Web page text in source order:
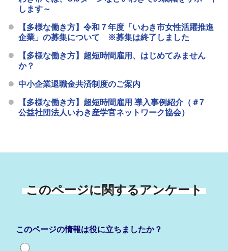
します～
【多様な働き方】令和７年度「いわき市女性活躍推進
企業」の募集について ※募集は終了しました
【多様な働き方】超短時間雇用、はじめてみません
か？
中小企業退職金共済制度のご案内
【多様な働き方】超短時間雇用 導入事例紹介（＃7
公益社団法人いわき産学官ネットワーク協会）
このページに関するアンケート
このページの情報は役に立ちましたか？